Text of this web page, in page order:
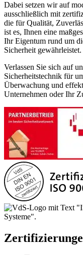
Dabei setzen wir auf
ausschließlich mit
die für Qualität,
ist es, Ihnen eine
Ihr Eigentum rund um
Sicherheit gewährleistet.
Verlassen Sie sich auf
Sicherheitstechnik für
Überwachung und
Unternehmen oder Ihr